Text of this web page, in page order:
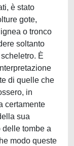
è stato
gote,
o tronco
soltanto
È
di quelle che
in
certamente
sua
tombe a
modo queste